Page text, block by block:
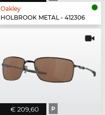
Oakley
HOLBROOK METAL - 412306
€ 209,60 P